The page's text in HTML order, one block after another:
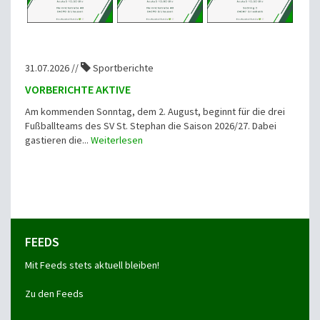
31.07.2026 // Sportberichte
VORBERICHTE AKTIVE
Am kommenden Sonntag, dem 2. August, beginnt für die drei
Fußballteams des SV St. Stephan die Saison 2026/27. Dabei
gastieren die... Weiterlesen
FEEDS
Mit Feeds stets aktuell bleiben!
Zu den Feeds